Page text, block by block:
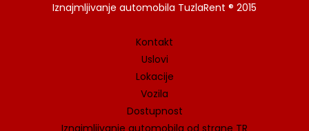
Iznajmljivanje automobila TuzlaRent ® 2015
Kontakt
Uslovi
Lokacije
Vozila
Dostupnost